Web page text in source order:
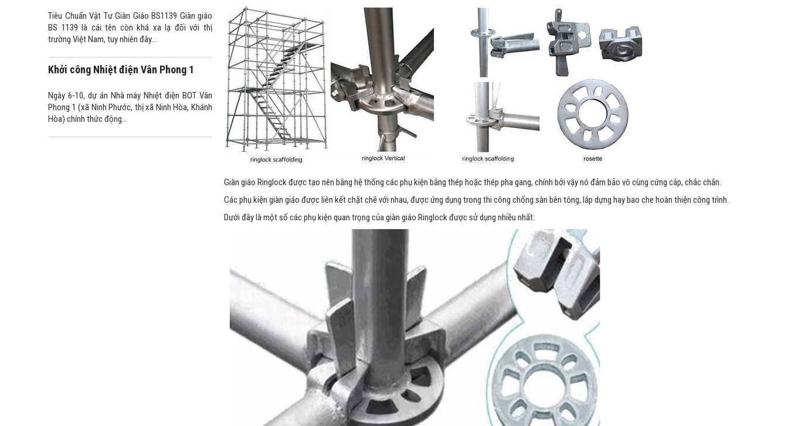
Tiêu Chuẩn Vật Tư Giàn Giáo BS1139 Giàn giáo
BS 1139 là cái tên còn khá xa lạ đối với thị
trường Việt Nam, tuy nhiên đây...
Khởi công Nhiệt điện Vân Phong 1
Ngày 6-10, dự án Nhà máy Nhiệt điện BOT Vân
Phong 1 (xã Ninh Phước, thị xã Ninh Hòa, Khánh
Hòa) chính thức động...
Giàn giáo Ringlock được tạo nên bằng hệ thống các phụ kiện bằng thép hoặc thép pha gang, chính bởi vậy nó đảm bảo vô cùng cứng cáp, chắc chắn.
Các phụ kiện giàn giáo được liên kết chặt chẽ với nhau, được ứng dụng trong thi công chống sàn bên tông, lắp dựng hay bao che hoàn thiện công trình.
Dưới đây là một số các phụ kiện quan trọng của giàn giáo Ringlock được sử dụng nhiều nhất: